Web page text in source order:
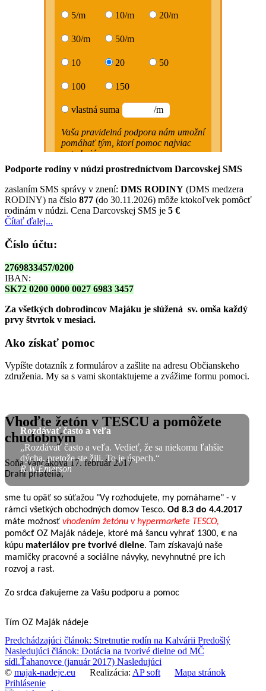
Podporte rodiny v núdzi prostredníctvom Darcovskej SMS
zaslaním SMS správy v znení: DMS RODINY (DMS medzera
RODINY) na číslo 877 (do 30.11.2026) môže ktokoľvek pomôcť
rodinám v núdzi. Cena Darcovskej SMS je 5 €
Čítať ďalej...
Číslo účtu:
2769833457/0200
IBAN:
SK72 0200 0000 0027 6983 3457
Za všetkých dobrodincov Majáku je slúžená sv. omša každý
prvy štvrtok v mesiaci.
Ako získať pomoc
Vypíšte dotazník z formulárov a zašlite na adresu Občianskeho
združenia. My sa s vami skontaktujeme a zvážime formu pomoci.
Rozdávať často a veľa
„Rozdávať často a veľa. Vedieť, že sa niekomu ľahšie
dýcha, pretože ste žili. To je úspech.“
R.W.Emerson
Vhoďte žetón v TESCU a pomôžete
chudobným
Soňa Vancáková 17. február 2017
Drahí priatelia,
sme tu opäť so súťažou "Vy rozhodujete, my pomáhame" - v
rámci všetkých obchodných domov Tesco. Od 8.3 do 4.4.2017
máte možnosť vhodením žetónu v hypermarkete TESCO,
pomôcť OZ Maják nádeje, ktoré má šancu vyhrať 1300, € na
kúpu materiálov pre tvorivé dielne. Tam získavajú naše
mamičky pracovné a sociálne návyky, nevyhnutné pre ich
rozvoj a rast.
Zo srdca ďakujeme za Vašu podporu a pomoc
Tím OZ Maják nádeje
Predchádzajúci článok: Stretnutie rodín na Kalvárii Predošlý
Nasledujúci článok: Dotácia na tvorivé dielne od MČ
sídl.Ťahanovce (január 2017) Nasledujúci
© majak-nadeje.eu Realizácia: AP soft
Mapa stránok
Prihlásenie